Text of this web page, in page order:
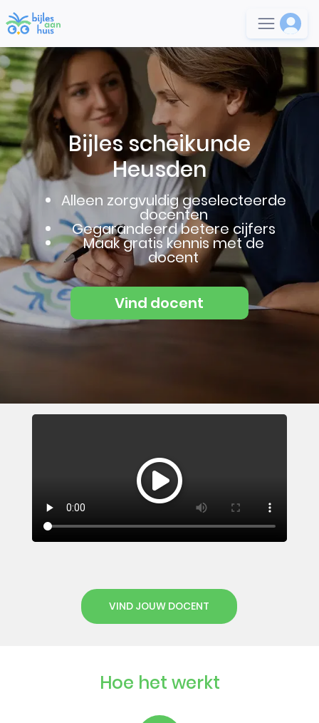
Bijles scheikunde
Heusden
Alleen zorgvuldig geselecteerde
docenten
Gegarandeerd betere cijfers
Maak gratis kennis met de
docent
Vind docent
VIND JOUW DOCENT
Hoe het werkt